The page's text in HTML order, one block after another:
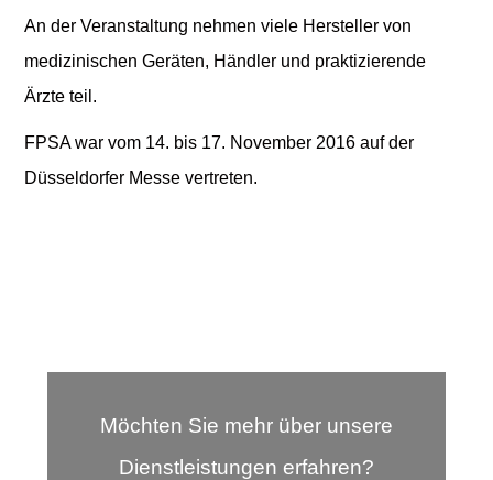
An der Veranstaltung nehmen viele Hersteller von
medizinischen Geräten, Händler und praktizierende
Ärzte teil.
FPSA war vom 14. bis 17. November 2016 auf der
Düsseldorfer Messe vertreten.
Möchten Sie mehr über unsere
Dienstleistungen erfahren?